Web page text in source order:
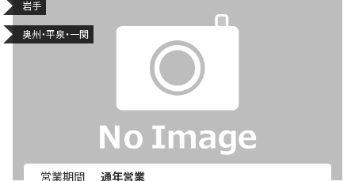
岩手
奥州・平泉・一関
営業期間
通年営業